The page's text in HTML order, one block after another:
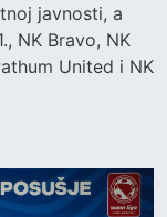
javnosti, a
NK Bravo, NK
United i NK